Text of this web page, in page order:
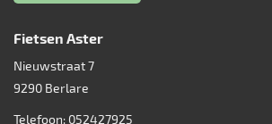
Fietsen Aster
Nieuwstraat 7
9290 Berlare
Telefoon: 052427925